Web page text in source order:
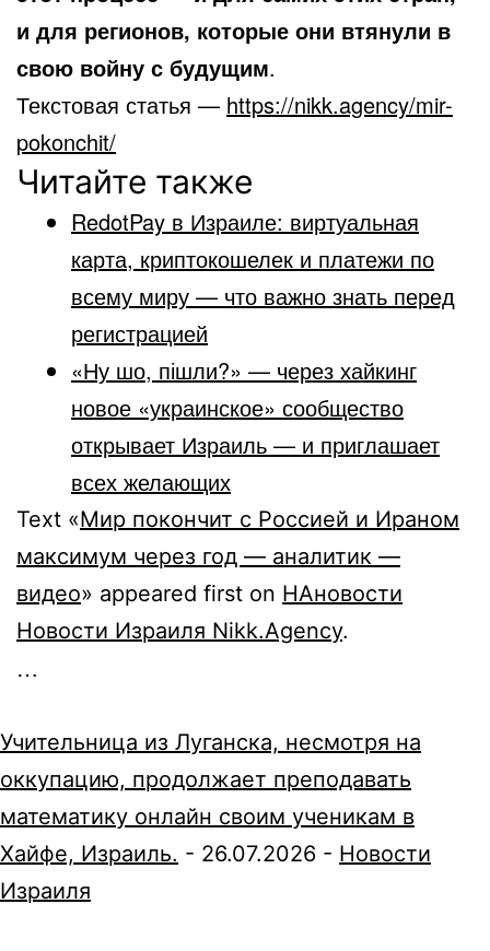
и для регионов, которые они втянули в
свою войну с будущим.
Текстовая статья — https://nikk.agency/mir-
pokonchit/
Читайте также
RedotPay в Израиле: виртуальная
карта, криптокошелек и платежи по
всему миру — что важно знать перед
регистрацией
«Ну шо, пішли?» — через хайкинг
новое «украинское» сообщество
открывает Израиль — и приглашает
всех желающих
Text «Мир покончит с Россией и Ираном
максимум через год — аналитик —
видео» appeared first on НАновости
Новости Израиля Nikk.Agency.
…
Учительница из Луганска, несмотря на
оккупацию, продолжает преподавать
математику онлайн своим ученикам в
Хайфе, Израиль. - 26.07.2026 - Новости
Израиля